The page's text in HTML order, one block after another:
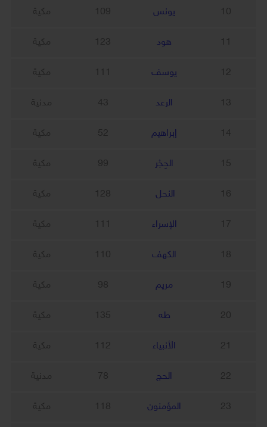
10 يونس 109 مكية
11 هود 123 مكية
12 يوسف 111 مكية
13 الرعد 43 مدنية
14 إبراهيم 52 مكية
15 الحِجْر 99 مكية
16 النحل 128 مكية
17 الإسراء 111 مكية
18 الكهف 110 مكية
19 مريم 98 مكية
20 طه 135 مكية
21 الأنبياء 112 مكية
22 الحج 78 مدنية
23 المؤمنون 118 مكية